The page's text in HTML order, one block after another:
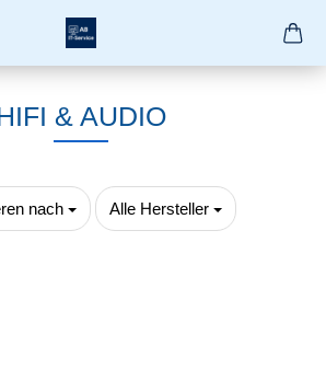
& AUDIO
nach
nach Alle Hersteller
pro Seite